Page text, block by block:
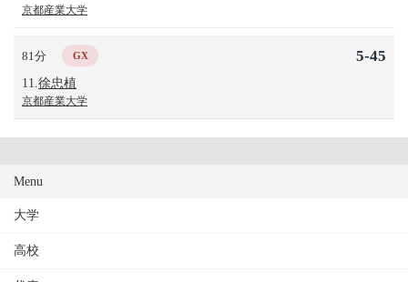
京都産業大学
81分 GX
11. 徐忠植
京都産業大学
5-45
Menu
大学
高校